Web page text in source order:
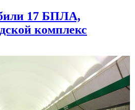
17 БПЛА,
комплекс